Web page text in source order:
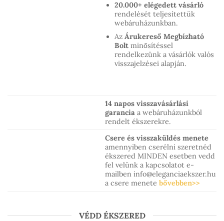
20.000+ elégedett vásárló
rendelését teljesítettük
webáruházunkban.
Az Árukereső Megbízható
Bolt minősítéssel
rendelkezünk a vásárlók valós
visszajelzései alapján.
14 napos visszavásárlási
garanciaa webáruházunkból
rendelt ékszerekre.
Csere és visszaküldés menete
amennyiben cserélni szeretnéd
ékszered MINDEN esetben vedd
fel velünk a kapcsolatot e-
mailben info@eleganciaekszer.hu
a csere menete bővebben>>
VÉDD ÉKSZERED